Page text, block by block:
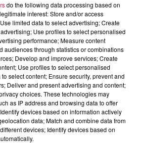
do the following data processing based on
interest: Store and/or access
limited data to select advertising; Create
Use profiles to select personalised
performance; Measure content
audiences through statistics or combinations
Develop and improve services; Create
Use profiles to select personalised
select content; Ensure security, prevent and
Deliver and present advertising and content;
choices. These technologies may
as IP address and browsing data to offer
devices based on information actively
data; Match and combine data from
devices; Identify devices based on